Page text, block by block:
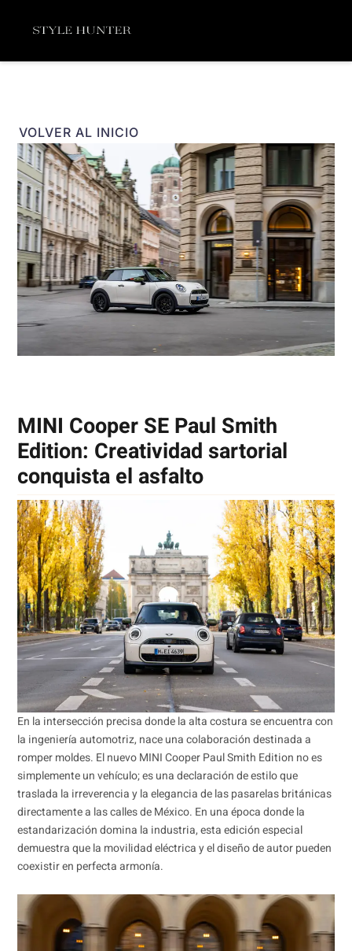
VOLVER AL INICIO
MINI Cooper SE Paul Smith
Edition: Creatividad sartorial
conquista el asfalto
En la intersección precisa donde la alta costura se encuentra con
la ingeniería automotriz, nace una colaboración destinada a
romper moldes. El nuevo MINI Cooper Paul Smith Edition no es
simplemente un vehículo; es una declaración de estilo que
traslada la irreverencia y la elegancia de las pasarelas británicas
directamente a las calles de México. En una época donde la
estandarización domina la industria, esta edición especial
demuestra que la movilidad eléctrica y el diseño de autor pueden
coexistir en perfecta armonía.